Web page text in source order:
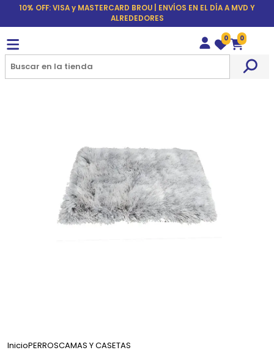
10% OFF: VISA y MASTERCARD BROU | ENVÍOS EN EL DÍA A MVD Y
ALREDEDORES
Wishlist
0
Carrito
0
InicioPERROSCAMAS Y CASETAS